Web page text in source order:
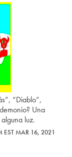
“Diablo”,
Una
luz.
EST MAR 16, 2021